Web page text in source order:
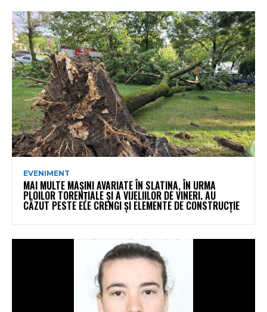
EVENIMENT
MAI MULTE MAȘINI AVARIATE ÎN SLATINA, ÎN URMA
PLOILOR TORENȚIALE ȘI A VIJELIILOR DE VINERI. AU
CĂZUT PESTE ELE CRENGI ȘI ELEMENTE DE CONSTRUCȚIE